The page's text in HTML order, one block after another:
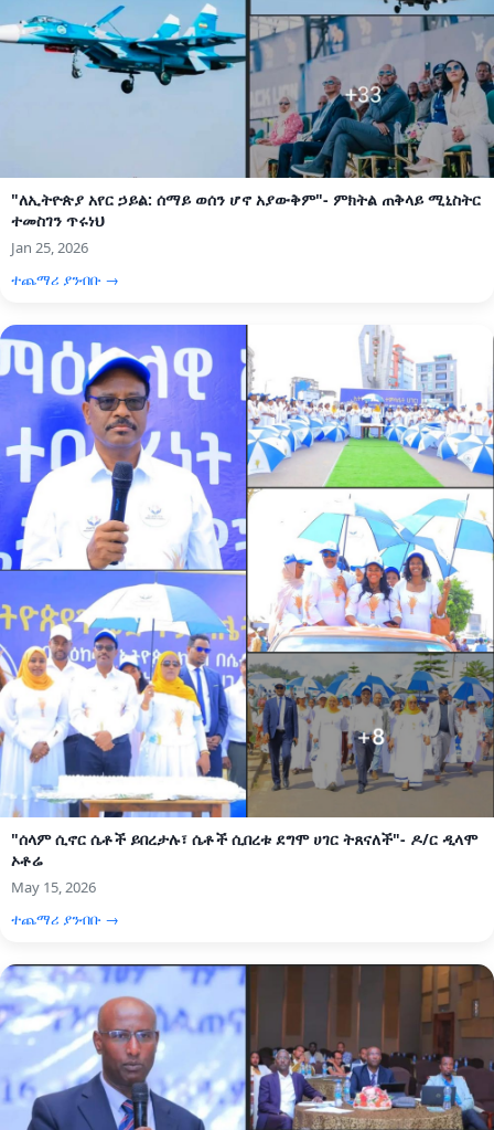
"ለኢትዮጵያ አየር ኃይል: ሰማይ ወሰን ሆኖ አያውቅም"- ምክትል ጠቅላይ ሚኒስትር
ተመስገን ጥሩነህ
Jan 25, 2026
ተጨማሪ ያንብቡ →
"ሰላም ሲኖር ሴቶች ይበረታሉ፣ ሴቶች ሲበረቱ ደግሞ ሀገር ትጸናለች"- ዶ/ር ዲላሞ
ኦቶሬ
May 15, 2026
ተጨማሪ ያንብቡ →